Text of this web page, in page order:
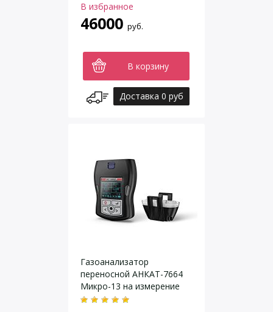
В избранное
46000 руб.
В корзину
Доставка 0 руб
Газоанализатор
переносной АНКАТ-7664
Микро-13 на измерение
пропана C3H8